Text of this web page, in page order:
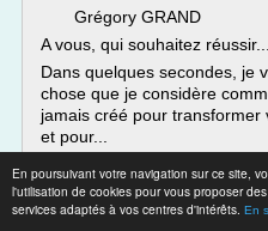
En poursuivant votre navigation sur ce site,
l'utilisation de cookies pour vous proposer
services adaptés à vos centres d'intérêts. En
Grégory GRAND
A vous, qui souhaitez réussir...
Dans quelques secondes, je
chose que je considère
jamais créé pour
et pour...
Lire la suite
Site :